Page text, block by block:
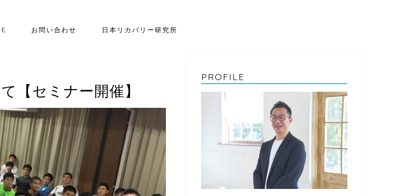
お問い合わせ 日本リカバリー研究所
【セミナー開催】
PROFILE